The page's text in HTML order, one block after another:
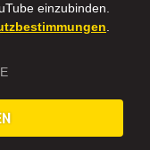
einzubinden.
.